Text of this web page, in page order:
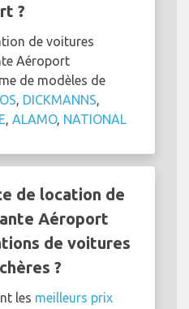
?
de voitures
Aéroport
de modèles de
, DICKMANNS,
, ALAMO, NATIONAL
de location de
Aéroport
de voitures
?
les meilleurs prix